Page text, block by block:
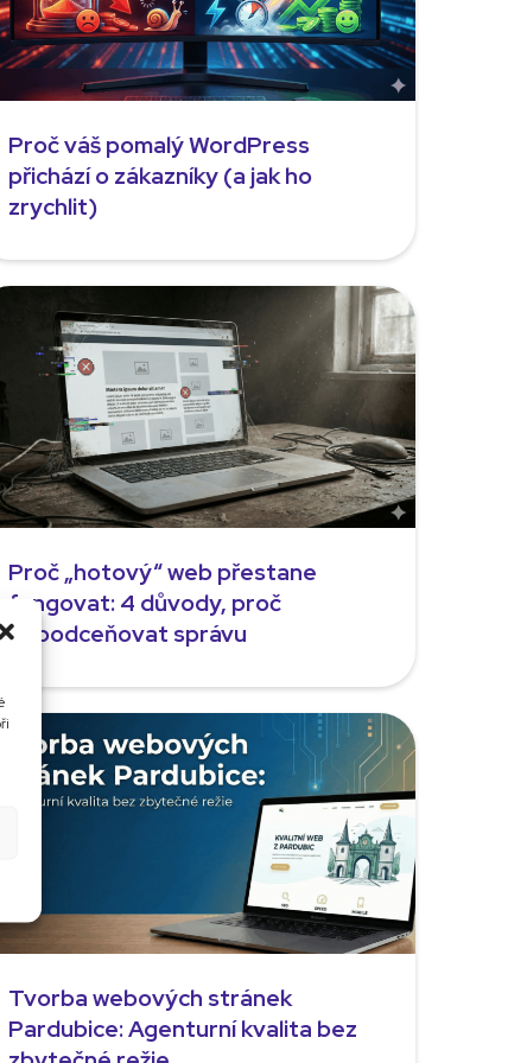
Proč váš pomalý WordPress
přichází o zákazníky (a jak ho
zrychlit)
Proč „hotový“ web přestane
fungovat: 4 důvody, proč
nepodceňovat správu
Tvorba webových stránek
Pardubice: Agenturní kvalita bez